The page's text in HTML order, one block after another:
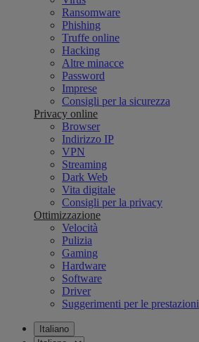
Ransomware
Phishing
Truffe online
Hacking
Altre minacce
Password
Imprese
Consigli per la sicurezza
Privacy online
Browser
Indirizzo IP
VPN
Streaming
Dark Web
Vita digitale
Consigli per la privacy
Ottimizzazione
Velocità
Pulizia
Gaming
Hardware
Software
Driver
Suggerimenti per le prestazioni
Italiano